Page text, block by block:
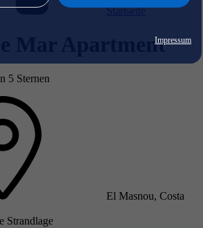
Impressum
Startseite
Mar Apartment
5 Sternen
El Masnou, Costa
Strandlage